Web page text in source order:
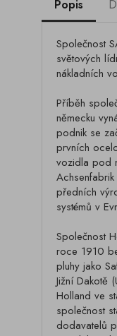
Popis
Společnost
světových
nákladních
Příběh
německu
podnik se
prvních
vozidla pod
předních
systémů v
Společnost
roce 1910
pluhy jako
Jižní Dakotě
Holland ve
společnost
dodavatelů